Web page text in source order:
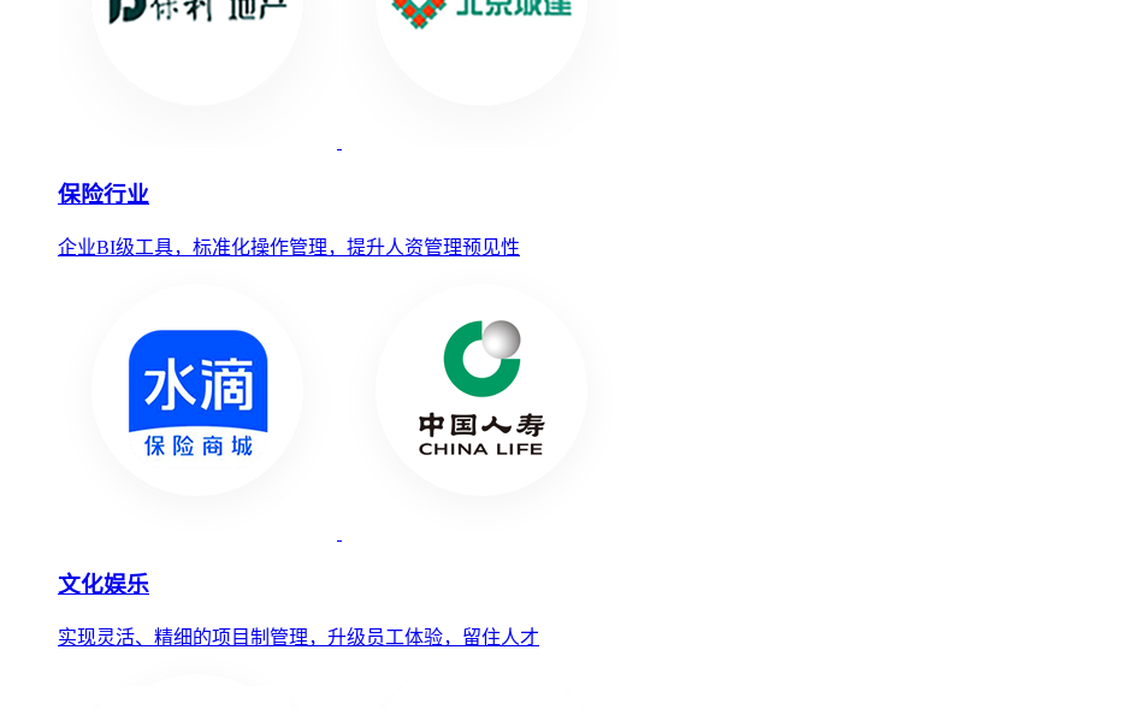
保险行业
企业BI级工具，标准化操作管理，提升人资管理预见性
文化娱乐
实现灵活、精细的项目制管理，升级员工体验，留住人才